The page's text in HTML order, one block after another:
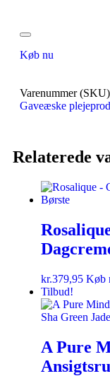
Køb nu
Varenummer
Gaveæske
Relaterede
kr.379,95 Køb
Tilbud!
A Pure